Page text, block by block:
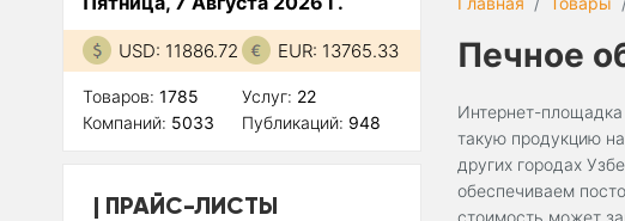
Печное
Интернет-
такую продукцию
других городах
обеспечиваем
стоимость может
USD: 11886.72 EUR: 13765.33
Товаров: 1785
Компаний: 5033
Услуг: 22
Публикаций: 948
ПРАЙС-ЛИСТЫ